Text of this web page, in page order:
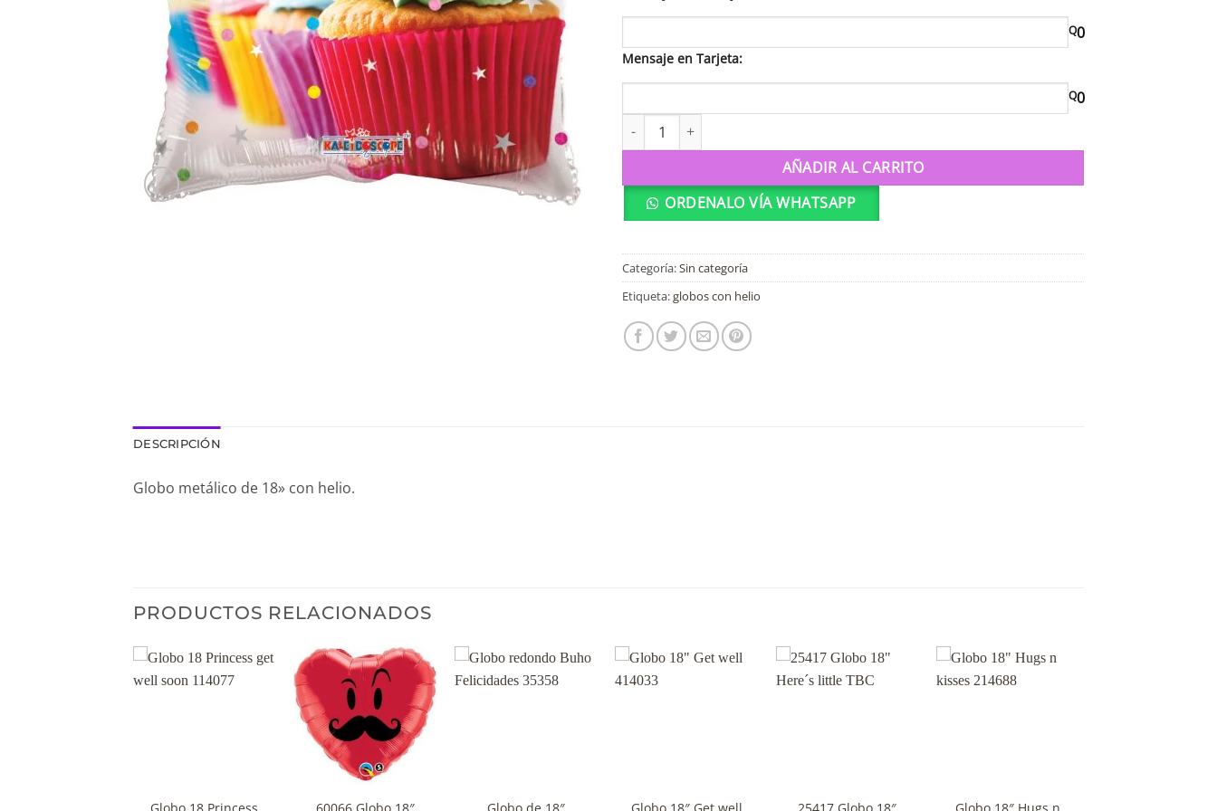
Q0
Mensaje en Tarjeta:
Q0
19466 Globo de 18" Sweet Birthday cantidad
AÑADIR AL CARRITO
ORDENALO VÍA WHATSAPP
Categoría:Sin categoría
Etiqueta:globos con helio
DESCRIPCIÓN
Globo metálico de 18» con helio.
PRODUCTOS RELACIONADOS